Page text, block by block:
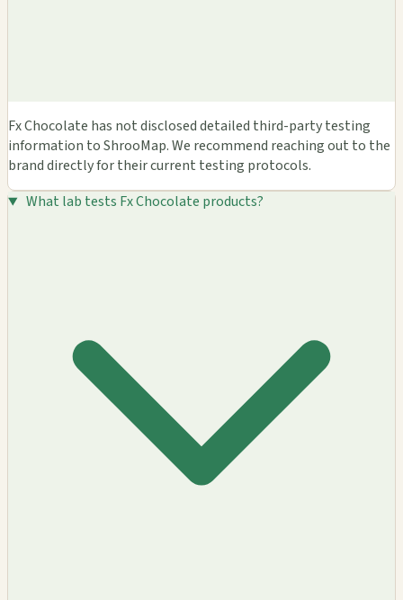
Fx Chocolate has not disclosed detailed third-party testing
information to ShrooMap. We recommend reaching out to the
brand directly for their current testing protocols.
What lab tests Fx Chocolate products?